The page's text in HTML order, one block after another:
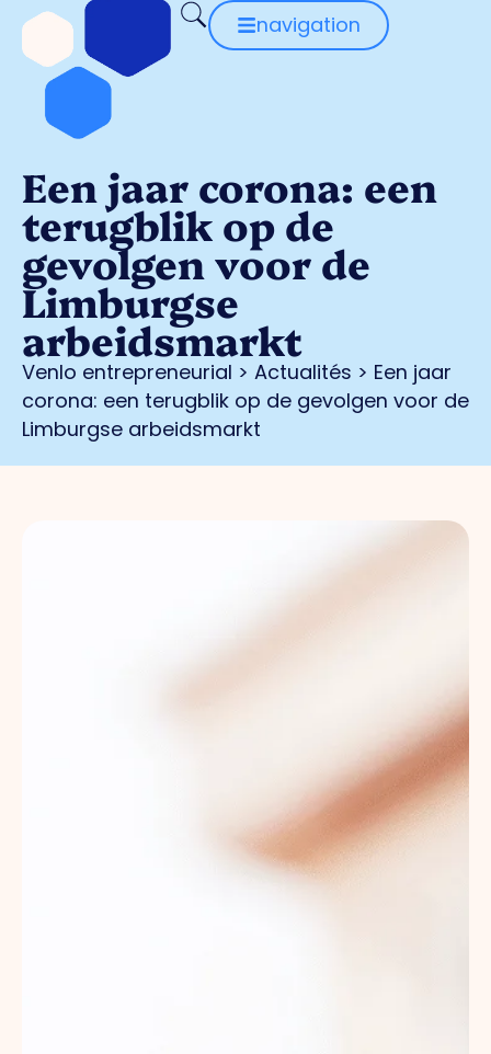
navigation
Een jaar corona: een
terugblik op de
gevolgen voor de
Limburgse
arbeidsmarkt
Venlo entrepreneurial > Actualités > Een jaar
corona: een terugblik op de gevolgen voor de
Limburgse arbeidsmarkt